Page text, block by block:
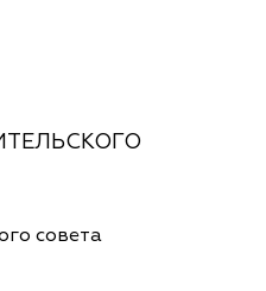
совета